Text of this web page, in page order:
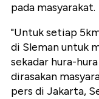
pada masyarakat.
"Untuk setiap
di Sleman untuk
sekadar hura-
dirasakan
pers di Jakarta,